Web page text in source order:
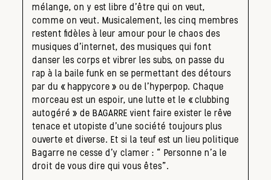
mélange, on y est libre d’être qui on veut,
comme on veut. Musicalement, les cinq membres
restent fidèles à leur amour pour le chaos des
musiques d’internet, des musiques qui font
danser les corps et vibrer les subs, on passe du
rap à la baile funk en se permettant des détours
par du «happycore» ou de l’hyperpop. Chaque
morceau est un espoir, une lutte et le «clubbing
autogéré» de BAGARRE vient faire exister le rêve
tenace et utopiste d’une société toujours plus
ouverte et diverse. Et si la teuf est un lieu politique
Bagarre ne cesse d’y clamer : “ Personne n’a le
droit de vous dire qui vous êtes”.